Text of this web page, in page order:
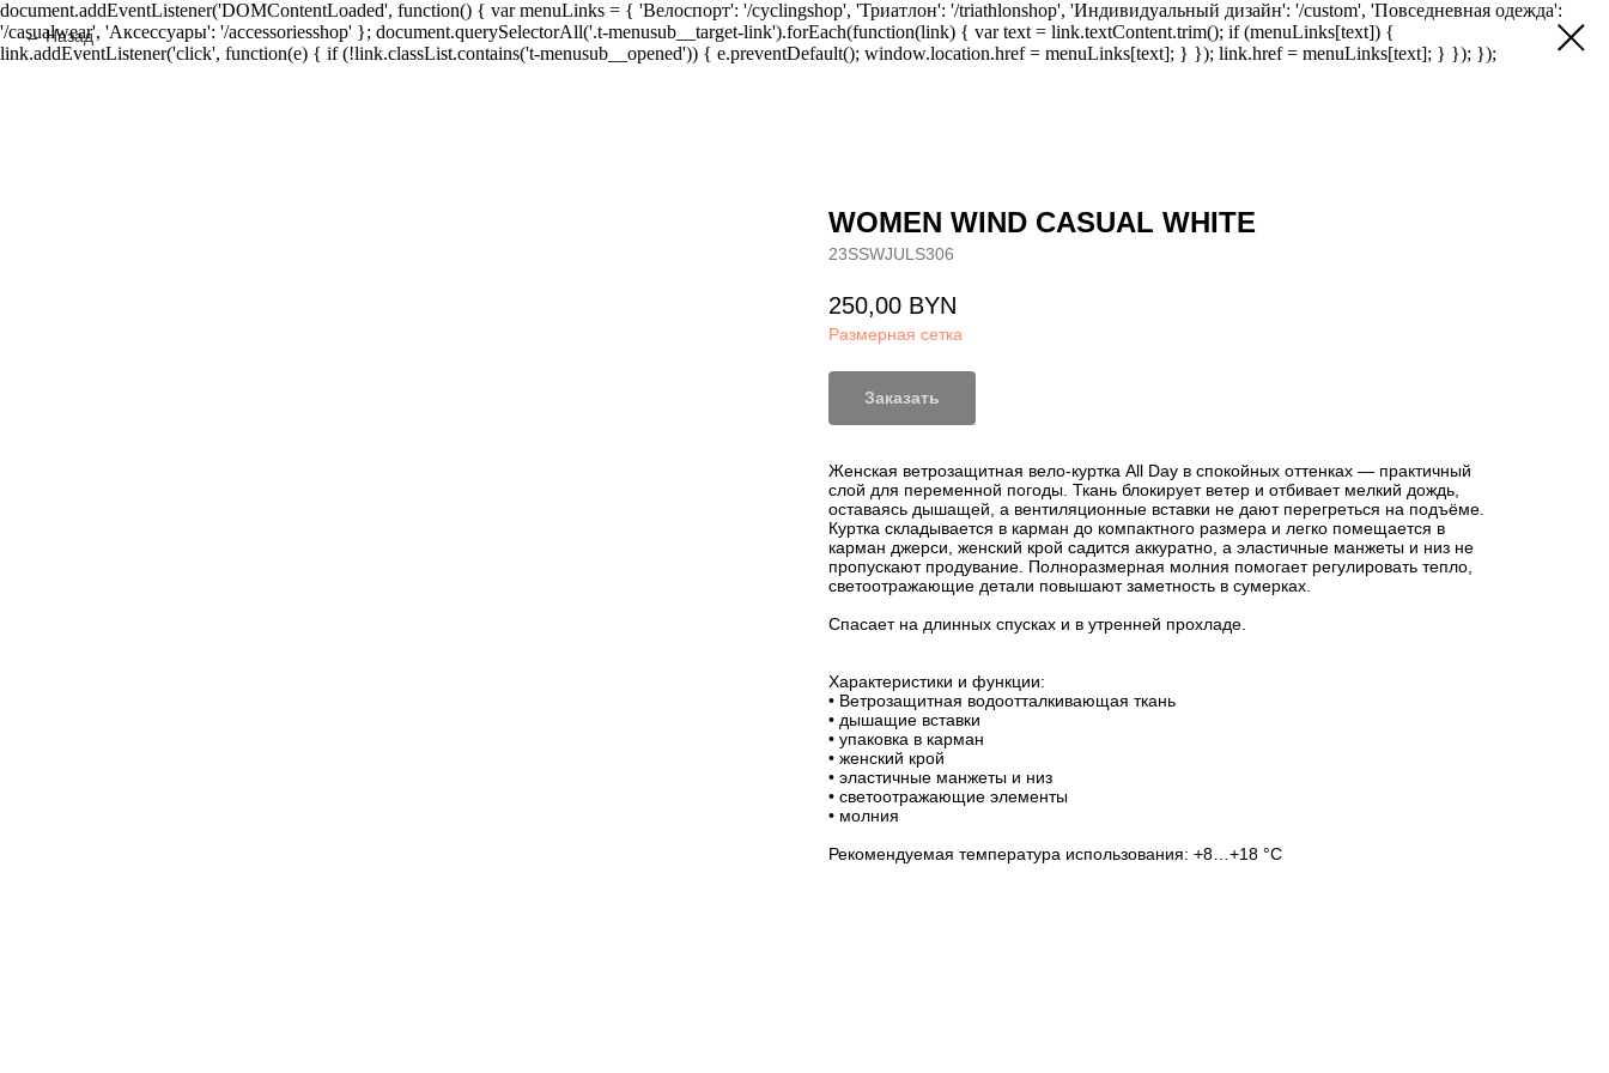
document.addEventListener('DOMContentLoaded', function() { var menuLinks = { 'Велоспорт': '/cyclingshop', 'Триатлон': '/triathlonshop', 'Индивидуальный дизайн': '/custom', 'Повседневная одежда':
'/casualwear', 'Аксессуары': '/accessoriesshop' }; document.querySelectorAll('.t-menusub__target-link').forEach(function(link) { var text = link.textContent.trim(); if (menuLinks[text]) {
link.addEventListener('click', function(e) { if (!link.classList.contains('t-menusub__opened')) { e.preventDefault(); window.location.href = menuLinks[text]; } }); link.href = menuLinks[text]; } }); });
Назад
WOMEN WIND CASUAL WHITE
23SSWJULS306
250,00 BYN
Размерная сетка
Заказать
Женская ветрозащитная вело-куртка All Day в спокойных оттенках — практичный
слой для переменной погоды. Ткань блокирует ветер и отбивает мелкий дождь,
оставаясь дышащей, а вентиляционные вставки не дают перегреться на подъёме.
Куртка складывается в карман до компактного размера и легко помещается в
карман джерси, женский крой садится аккуратно, а эластичные манжеты и низ не
пропускают продувание. Полноразмерная молния помогает регулировать тепло,
светоотражающие детали повышают заметность в сумерках.
Спасает на длинных спусках и в утренней прохладе.
Характеристики и функции:
• Ветрозащитная водоотталкивающая ткань
• дышащие вставки
• упаковка в карман
• женский крой
• эластичные манжеты и низ
• светоотражающие элементы
• молния
Рекомендуемая температура использования: +8…+18 °C